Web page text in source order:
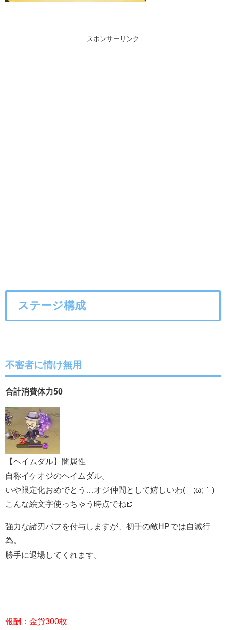
スポンサーリンク
ステージ構成
不審者に情け無用
合計消費体力50
【ヘイムダル】闇属性
自称イケオジのヘイムダル。
いや限定化おめでとう…オジ仲間として嬉しいわ(´;ω;｀)
こんな絵文字使っちゃう時点でね🍺
強力な諸刃バフを付与しますが、初手の敵HPでは自滅行
為。
勝手に退場してくれます。
報酬：金貨300枚